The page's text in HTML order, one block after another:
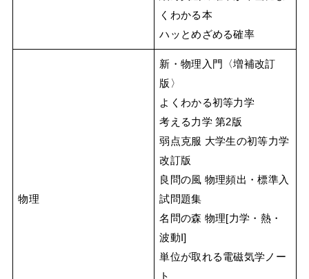
くわかる本
ハッとめざめる確率
物理
新・物理入門〈増補改訂
版〉
よくわかる初等力学
考える力学 第2版
弱点克服 大学生の初等力学
改訂版
良問の風 物理頻出・標準入
試問題集
名問の森 物理[力学・熱・
波動I]
単位が取れる電磁気学ノー
ト